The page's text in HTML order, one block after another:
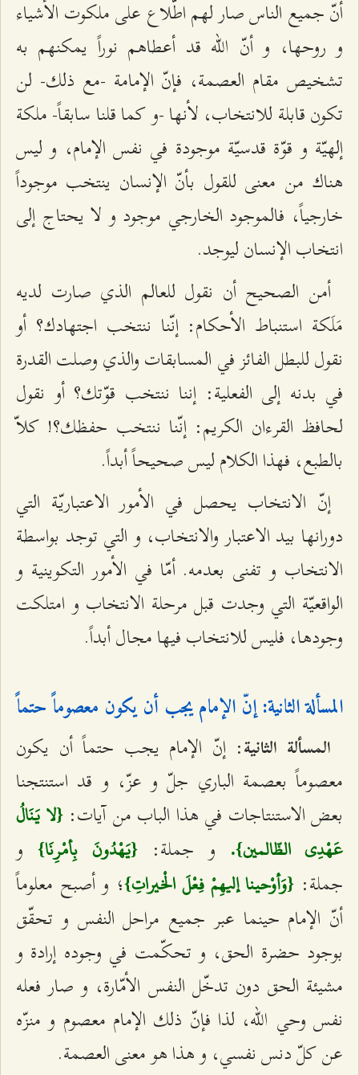
أنّ جميع الناس صار لهم اطّلاع على ملكوت الأشياء
و روحها، و أنّ الله قد أعطاهم نوراً يمكنهم به
تشخيص مقام العصمة، فإنّ الإمامة -مع ذلك- لن
تكون قابلة للانتخاب، لأنها -و كما قلنا سابقاً- ملكة
إلهيّة و قوّة قدسيّة موجودة في نفس الإمام، و ليس
هناك من معنى للقول بأنّ الإنسان ينتخب موجوداً
خارجياً، فالموجود الخارجي موجود و لا يحتاج إلى
انتخاب الإنسان‌ ليوجد.
أمن الصحيح أن نقول للعالم الذي صارت لديه
مَلَكة استنباط الأحكام: إنّنا ننتخب اجتهادك؟ أو
نقول للبطل الفائز في المسابقات والذي وصلت القدرة
في بدنه إلى الفعلية: إننا ننتخب قوّتك؟ أو نقول
لحافظ القرءان الكريم: إنّنا ننتخب حفظك؟! كلاّ
بالطبع، فهذا الكلام ليس صحيحاً أبداً.
إنّ الانتخاب يحصل في الأمور الاعتباريّة التي
دورانها بيد الاعتبار والانتخاب، و التي توجد بواسطة
الانتخاب و تفنى بعدمه. أمّا في الأمور التكوينية و
الواقعيّة التي وجدت قبل مرحلة الانتخاب و امتلكت
وجودها، فليس للانتخاب فيها مجال أبداً.
المسألة الثانية: إنّ الإمام يجب أن يكون معصوماً حتماً
المسألة الثانية: إنّ الإمام يجب حتماً أن يكون
معصوماً بعصمة الباري جلّ و عزّ، و قد استنتجنا
بعض الاستنتاجات في هذا الباب من آيات:{لا يَنَالُ
عَهْدِي الظّالمين}. و جملة:{يَهْدُونَ بِأمْرِنَا}و
جملة: {وَأوْحينا إليهِمْ فِعْلَ الْخيراتِ}؛ و أصبح معلوماً
أنّ الإمام حينما عبر جميع مراحل النفس و تحقّق
بوجود حضرة الحق، و تحكّمت في وجوده إرادة و
مشيئة الحق دون تدخّل النفس الأمّارة، و صار فعله
نفس وحي الله، لذا فإنّ ذلك الإمام معصوم و منزّه
عن كلّ دنس نفسي، و هذا هو معنى العصمة.